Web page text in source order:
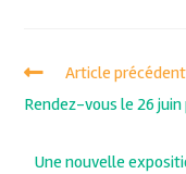
Article précédent
Rendez-vous le 26
Une nouvelle